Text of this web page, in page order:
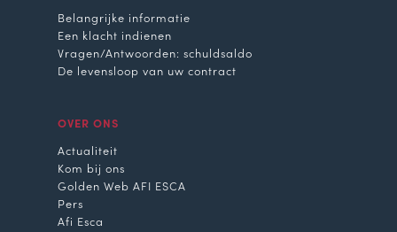
Belangrijke informatie
Een klacht indienen
Vragen/Antwoorden: schuldsaldo
De levensloop van uw contract
OVER ONS
Actualiteit
Kom bij ons
Golden Web AFI ESCA
Pers
Afi Esca